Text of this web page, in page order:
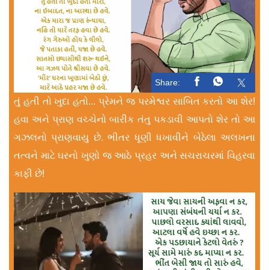
Share:
તું હતી તો ખુદા હતો... પ્રેમને જ પરમેશ્વર સાબિત કરતો આ શેર!
હવા અને પ્રાણ વચ્ચેનો બારીક તંતુ પકડાવી આપતો શેર તો આ
ગઝલનો પ્રાણવાયુ છે. ભીતર ધૂણી ધખાવીને બેઠેલા અલખના
તત્વને માટે ઘરનો ખુણો જ આઠે પ્રહર અને સચરાચરમાં વિહરવા
કાફી છે!